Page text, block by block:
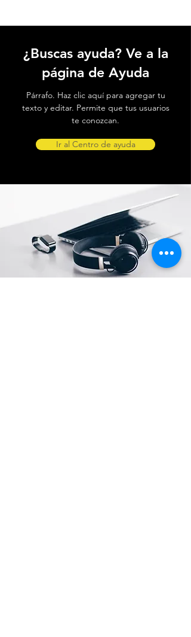
¿Buscas ayuda? Ve a la
página de Ayuda
Párrafo. Haz clic aquí para agregar tu
texto y editar. Permite que tus usuarios
te conozcan.
Ir al Centro de ayuda